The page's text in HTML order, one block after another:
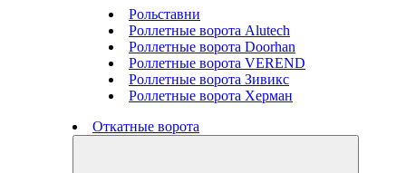
Рольставни
Роллетные ворота Alutech
Роллетные ворота Doorhan
Роллетные ворота VEREND
Роллетные ворота Зивикс
Роллетные ворота Херман
Откатные ворота